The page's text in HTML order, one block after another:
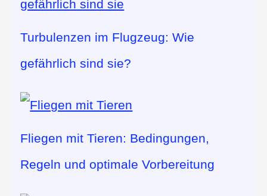
Turbulenzen im Flugzeug: Wie
gefährlich sind sie?
Fliegen mit Tieren: Bedingungen,
Regeln und optimale Vorbereitung